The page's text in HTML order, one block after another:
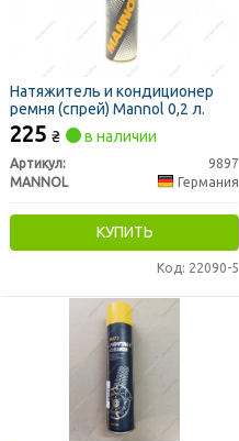
Натяжитель и кондиционер
ремня (спрей) Mannol 0,2 л.
225 ₴ в наличии
Артикул:
9897
MANNOL
Германия
КУПИТЬ
Код: 22090-5